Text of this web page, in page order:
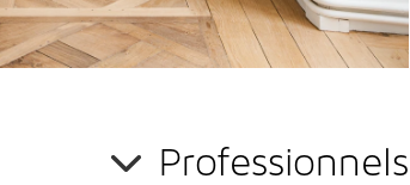
EN SAVOIR PLUS
Professionnels